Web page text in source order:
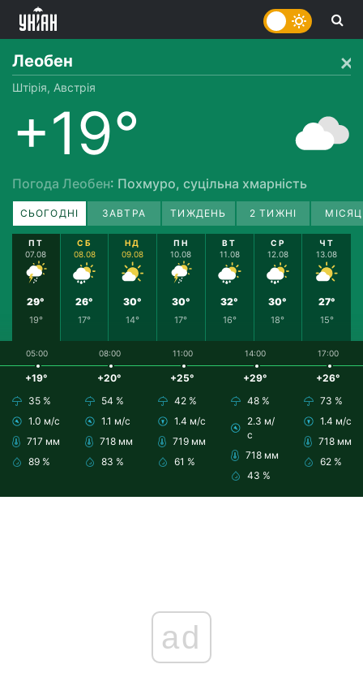
Леобен
Штірія, Австрія
+19°
Погода Леобен: Похмуро, суцільна хмарність
СЬОГОДНІ ЗАВТРА ТИЖДЕНЬ 2 ТИЖНІ
ПТ
07.08
29°
19°
СБ
08.08
26°
17°
НД
09.08
30°
14°
ПН
10.08
30°
17°
ВТ
11.08
32°
16°
СР
12.08
30°
18°
ЧТ
13.08
27°
15°
05:00
+19°
35 %
1.0 м/с
717 мм
89 %
08:00
+20°
54 %
1.1 м/с
718 мм
83 %
11:00
+25°
42 %
1.4 м/с
719 мм
61 %
14:00
+29°
48 %
2.3 м/
с
718 мм
43 %
17:00
+26°
73 %
1.4 м/с
718 мм
62 %
ad